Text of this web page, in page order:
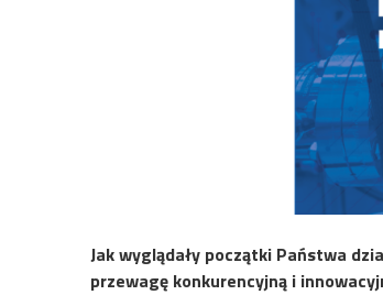
Jak wyglądały początki Państwa
przewagę konkurencyjną i